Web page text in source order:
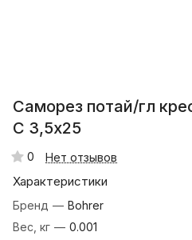
Саморез потай/гл
С 3,5х25
0 Нет отзывов
Характеристики
Бренд — Bohrer
Вес, кг — 0.001